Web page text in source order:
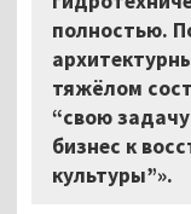
полностью.
тяжёлом
“свою
бизнес к
культуры”».